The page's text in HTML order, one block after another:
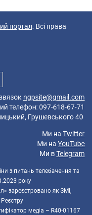
портал. Всі права
ngpsite@gmail.com
097-618-67-71
Грушевського 40
Ми на Twitter
Ми на YouTube
Ми вTelegram
з питань телебачення та
року
зареєстровано як ЗМІ,
медіа – R40-01167